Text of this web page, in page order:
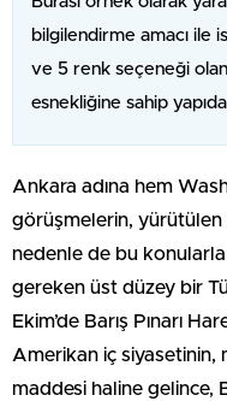
bilgilendirme amacı ile
ve 5 renk seçeneği olan,
esnekliğine sahip
Ankara adına hem
görüşmelerin, yürütülen
nedenle de bu
gereken üst düzey bir
Ekim’de Barış Pınarı
Amerikan iç siyasetinin,
maddesi haline gelince,